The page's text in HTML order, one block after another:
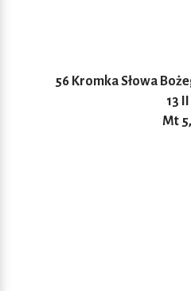
56 Kromka Słowa
13
Mt